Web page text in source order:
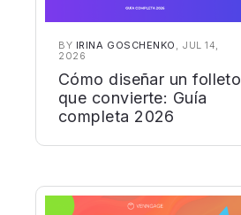
BY IRINA GOSCHENKO , JUL 14,
2026
Cómo diseñar un folleto
que convierte: Guía
completa 2026